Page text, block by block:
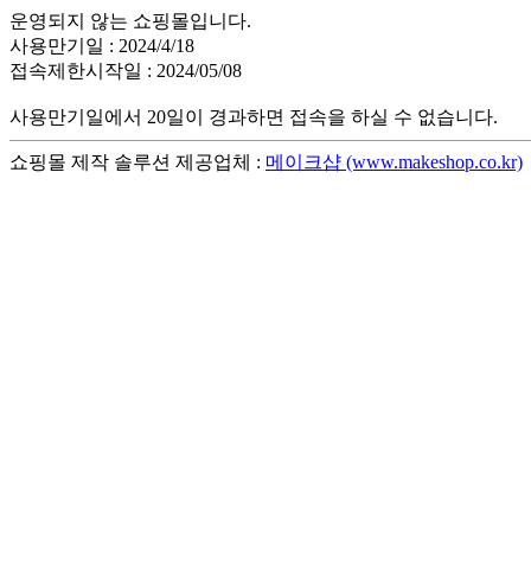
운영되지 않는 쇼핑몰입니다.
사용만기일 : 2024/4/18
접속제한시작일 : 2024/05/08
사용만기일에서 20일이 경과하면 접속을 하실 수 없습니다.
쇼핑몰 제작 솔루션 제공업체 : 메이크샵 (www.makeshop.co.kr)